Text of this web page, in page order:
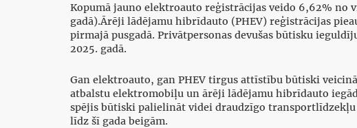
Kopumā jauno elektroauto reģistrācijas veido 6,62% no
gadā).Ārēji lādējamu hibrīdauto (PHEV) reģistrācijas
pirmajā pusgadā. Privātpersonas devušas būtisku
2025. gadā.
Gan elektroauto, gan PHEV tirgus attīstību būtiski
atbalstu elektromobiļu un ārēji lādējamu hibrīdauto
spējis būtiski palielināt videi draudzīgo
līdz šī gada beigām.